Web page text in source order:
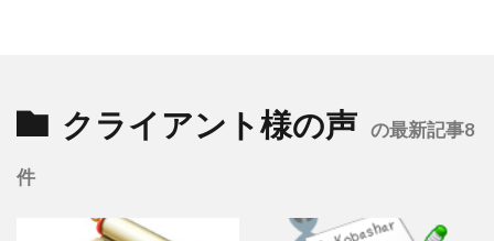
クライアント様の声 の最新記事8
件